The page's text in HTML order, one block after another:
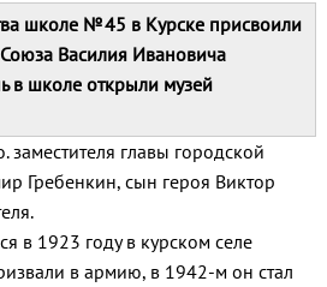
школе № 45 в Курске присвоили
Василия Ивановича
в школе открыли музей
главы городской
Гребенкин, сын героя Виктор
в 1923 году в курском селе
в армию, в 1942‑м он стал